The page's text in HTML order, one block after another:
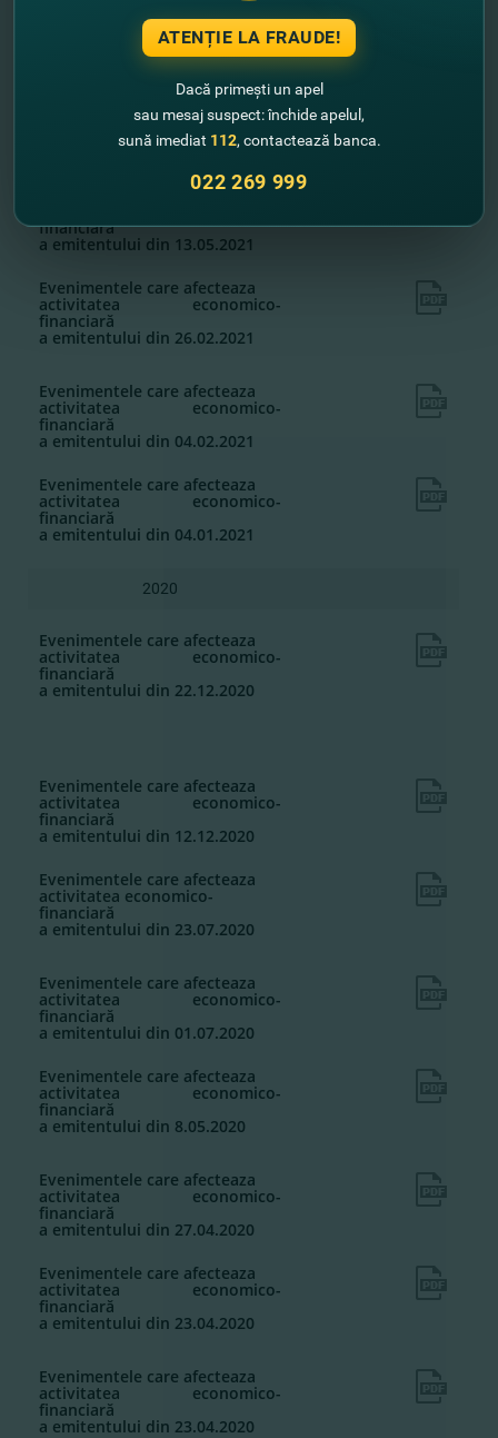
activitatea economico-
a emitentului din 30.06.2021
Evenimentele care afecteaza
activitatea economico-
a emitentului din 23.06.2021
Evenimentele care afecteaza
financiară
a emitentului din 13.05.2021
Evenimentele care afecteaza
activitatea economico-
financiară
a emitentului din 26.02.2021
Evenimentele care afecteaza
activitatea economico-
financiară
a emitentului din 04.02.2021
Evenimentele care afecteaza
activitatea economico-
financiară
a emitentului din 04.01.2021
2020
Evenimentele care afecteaza
activitatea economico-
financiară
a emitentului din 22.12.2020
Evenimentele care afecteaza
activitatea economico-
financiară
a emitentului din 12.12.2020
Evenimentele care afecteaza
activitatea economico-
financiară
a emitentului din 23.07.2020
Evenimentele care afecteaza
activitatea economico-
financiară
a emitentului din 01.07.2020
Evenimentele care afecteaza
activitatea economico-
financiară
a emitentului din 8.05.2020
Evenimentele care afecteaza
activitatea economico-
financiară
a emitentului din 27.04.2020
Evenimentele care afecteaza
activitatea economico-
financiară
a emitentului din 23.04.2020
Evenimentele care afecteaza
activitatea economico-
financiară
a emitentului din 23.04.2020
ATENȚIE LA FRAUDE!
Dacă primești un apel
sau mesaj suspect: închide apelul,
sună imediat 112, contactează banca.
022 269 999